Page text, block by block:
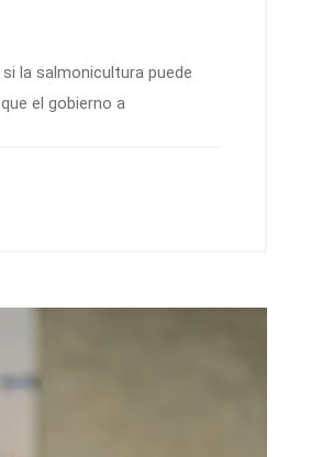
la salmonicultura puede
el gobierno a